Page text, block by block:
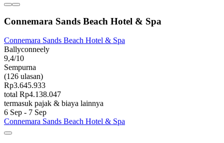
Connemara Sands Beach Hotel & Spa
Connemara Sands Beach Hotel & Spa
Ballyconneely
9,4/10
Sempurna
(126 ulasan)
Rp3.645.933
total Rp4.138.047
termasuk pajak & biaya lainnya
6 Sep - 7 Sep
Connemara Sands Beach Hotel & Spa